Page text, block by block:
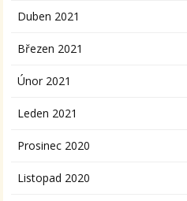
Duben 2021
Březen 2021
Únor 2021
Leden 2021
Prosinec 2020
Listopad 2020